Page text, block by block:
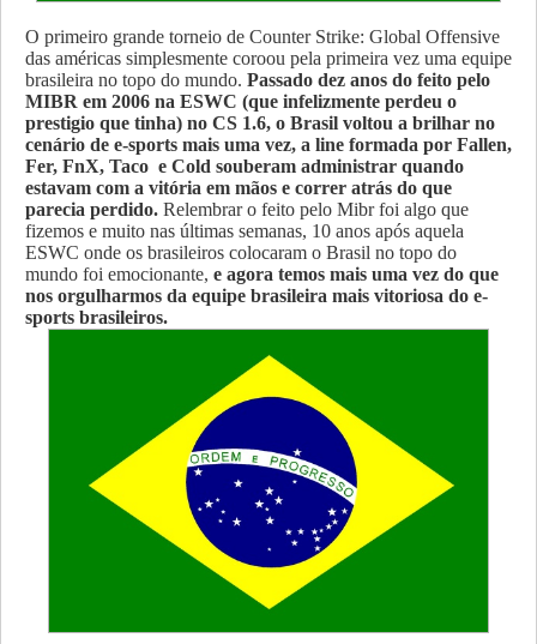
O primeiro grande torneio de Counter Strike: Global Offensive
das américas simplesmente coroou pela primeira vez uma equipe
brasileira no topo do mundo. Passado dez anos do feito pelo
MIBR em 2006 na ESWC (que infelizmente perdeu o
prestigio que tinha) no CS 1.6, o Brasil voltou a brilhar no
cenário de e-sports mais uma vez, a line formada por Fallen,
Fer, FnX, Taco e Cold souberam administrar quando
estavam com a vitória em mãos e correr atrás do que
parecia perdido. Relembrar o feito pelo Mibr foi algo que
fizemos e muito nas últimas semanas, 10 anos após aquela
ESWC onde os brasileiros colocaram o Brasil no topo do
mundo foi emocionante, e agora temos mais uma vez do que
nos orgulharmos da equipe brasileira mais vitoriosa do e-
sports brasileiros.